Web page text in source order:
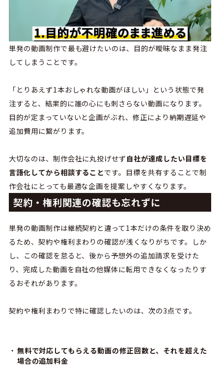
単発の動画制作で最も避けたいのは、目的が曖昧なまま発注
してしまうことです。
「とりあえず1本おしゃれな動画がほしい」という状態で発
注すると、結果的に誰の心にも刺さらない動画になります。
目的が定まっていないと企画がぶれ、修正により納期遅延や
追加費用に繋がります。
大切なのは、制作会社に丸投げせず自社が達成したい目標を
言語化してから相談することです。目標を共有することで制
作会社にとっても最適な企画を提案しやすくなります。
契約・権利関連の確認も忘れずに
単発の動画制作は継続契約と違って1本だけの条件を取り決め
るため、契約や権利まわりの確認が浅くなりがちです。しか
し、この確認を怠ると、後から予想外の追加請求を受けた
り、完成した動画を自社の他媒体に転用できなくなったりす
るおそれがあります。
契約や権利まわりで特に確認したいのは、次の3点です。
無料で対応してもらえる動画の修正回数と、それを超えた
場合の追加料金